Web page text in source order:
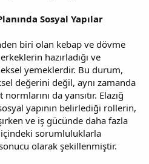
Sosyal Yapılar
biri olan kebap ve dövme
hazırladığı ve
yemeklerdir. Bu durum,
değerini değil, aynı zamanda
da yansıtır. Elazığ
yapının belirlediği rollerin,
ve iş gücünde daha fazla
içindeki sorumluluklarla
sonucu olarak şekillenmiştir.